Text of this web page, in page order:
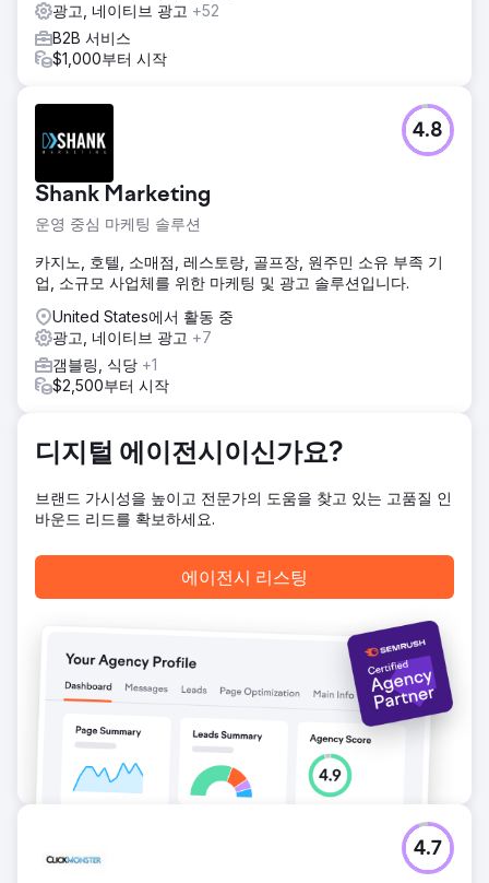
광고, 네이티브 광고 +52
B2B 서비스
$1,000부터 시작
Shank Marketing
운영 중심 마케팅 솔루션
4.8
카지노, 호텔, 소매점, 레스토랑, 골프장, 원주민 소유 부족 기
업, 소규모 사업체를 위한 마케팅 및 광고 솔루션입니다.
United States에서 활동 중
광고, 네이티브 광고 +7
갬블링, 식당 +1
$2,500부터 시작
디지털 에이전시이신가요?
브랜드 가시성을 높이고 전문가의 도움을 찾고 있는 고품질 인
바운드 리드를 확보하세요.
에이전시 리스팅
4.7